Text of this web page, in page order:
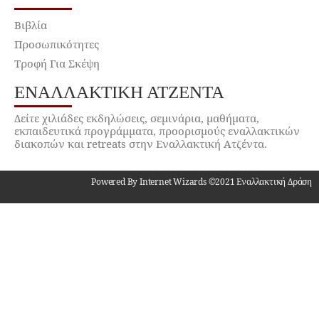
Βιβλία
Προσωπικότητες
Τροφή Για Σκέψη
ΕΝΑΛΛΑΚΤΙΚΉ ΑΤΖΈΝΤΑ
Δείτε χιλιάδες εκδηλώσεις, σεμινάρια, μαθήματα,
εκπαιδευτικά προγράμματα, προορισμούς εναλλακτικών
διακοπών και retreats στην Εναλλακτική Ατζέντα.
Powered By Internet Wizards ©2021 Εναλλακτική Δράση